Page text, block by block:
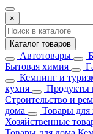
×
Каталог товаров
Автотовары
Бытовая химия
Кемпинг и
кухня
Продукты
Строительство и
дома
Товары
Хозяйственные